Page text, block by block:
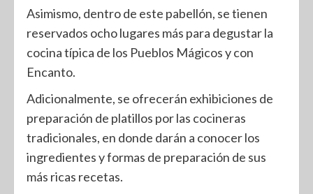
Asimismo, dentro de este pabellón, se tienen
reservados ocho lugares más para degustar la
cocina típica de los Pueblos Mágicos y con
Encanto.
Adicionalmente, se ofrecerán exhibiciones de
preparación de platillos por las cocineras
tradicionales, en donde darán a conocer los
ingredientes y formas de preparación de sus
más ricas recetas.